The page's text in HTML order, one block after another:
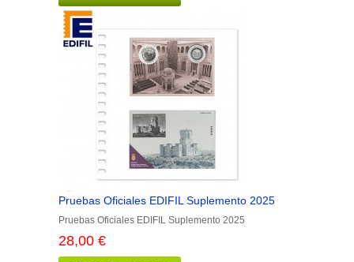
Pruebas Oficiales EDIFIL Suplemento 2025
Pruebas Oficiales EDIFIL Suplemento 2025
28,00 €